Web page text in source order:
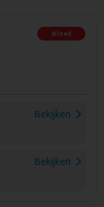
Bloed
Bekijken
Bekijken